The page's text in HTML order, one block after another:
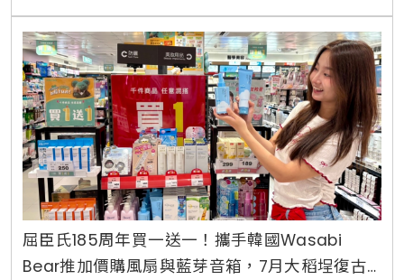
屈臣氏185周年買一送一！攜手韓國Wasabi
Bear推加價購風扇與藍芽音箱，7月大稻埕復古